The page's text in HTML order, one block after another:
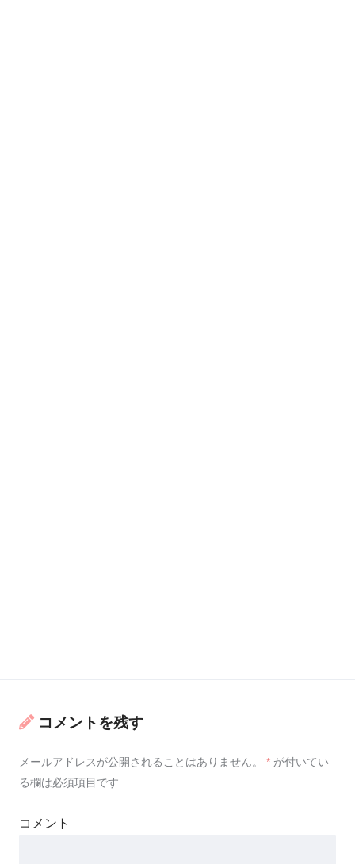
コメントを残す
メールアドレスが公開されることはありません。 * が付いてい
る欄は必須項目です
コメント